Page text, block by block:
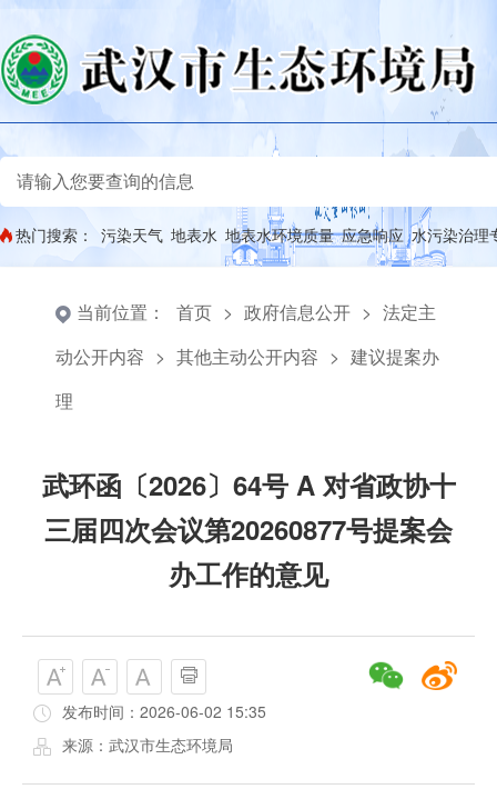
热门搜索： 污染天气 地表水 地表水环境质量 应急响应 水污染治理
当前位置： 首页 > 政府信息公开 > 法定主
动公开内容 > 其他主动公开内容 > 建议提案办
理
武环函〔2026〕64号 A 对省政协十
三届四次会议第20260877号提案会
办工作的意见
发布时间：2026-06-02 15:35
来源：武汉市生态环境局